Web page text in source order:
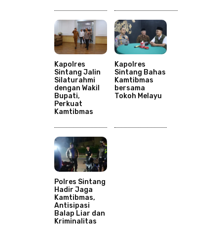
Kapolres
Sintang Jalin
Silaturahmi
dengan Wakil
Bupati,
Perkuat
Kamtibmas
Kapolres
Sintang Bahas
Kamtibmas
bersama
Tokoh Melayu
Polres Sintang
Hadir Jaga
Kamtibmas,
Antisipasi
Balap Liar dan
Kriminalitas